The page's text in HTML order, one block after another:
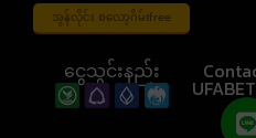
အွန်လိုင်း စလော့ဂိမ်းfree
ငွေသွင်းနည်း